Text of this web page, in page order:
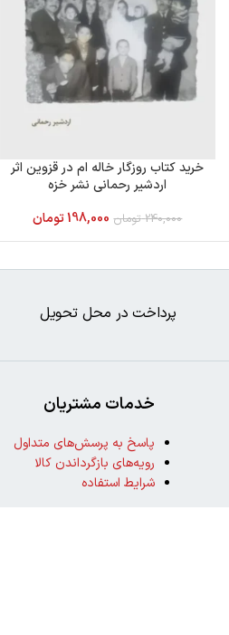
خرید کتاب روزگار خاله ام در قزوین اثر
اردشیر رحمانی نشر خزه
240,000 تومان 198,000تومان
پرداخت در محل تحویل
خدمات مشتریان
پاسخ به پرسش‌های متداول
رویه‌های بازگرداندن کالا
شرایط استفاده